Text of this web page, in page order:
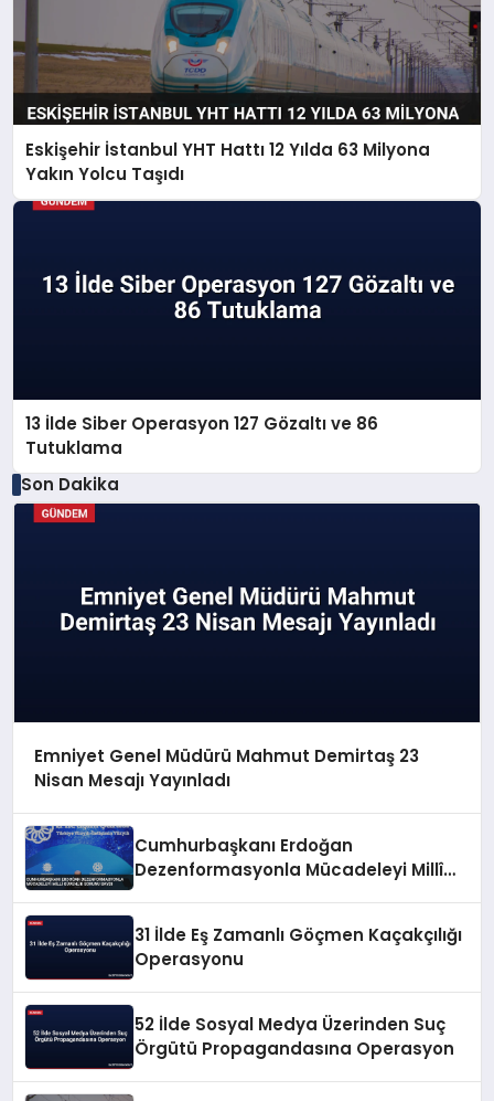
Eskişehir İstanbul YHT Hattı 12 Yılda 63 Milyona
Yakın Yolcu Taşıdı
13 İlde Siber Operasyon 127 Gözaltı ve 86
Tutuklama
Son Dakika
Emniyet Genel Müdürü Mahmut Demirtaş 23
Nisan Mesajı Yayınladı
Cumhurbaşkanı Erdoğan
Dezenformasyonla Mücadeleyi Millî
31 İlde Eş Zamanlı Göçmen Kaçakçılığı
Operasyonu
52 İlde Sosyal Medya Üzerinden Suç
Örgütü Propagandasına Operasyon